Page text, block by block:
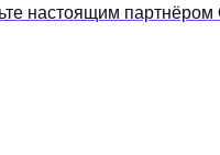
настоящим